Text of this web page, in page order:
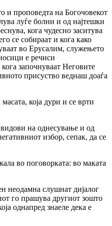
и проповедта на Богочовекот
луѓе болни и од најтешки
кога чудесно заситува
се собираат и кога како
во Ерусалим, служењето
е речиси
започнуваат Неговите
присуство веднаш доаѓа
која дури и се врти
на однесување и од
избор, сепак, да се
во поговорката: во маката
неодамна слушнат дијалог
го прашува другиот зошто
однапред знаеле дека е